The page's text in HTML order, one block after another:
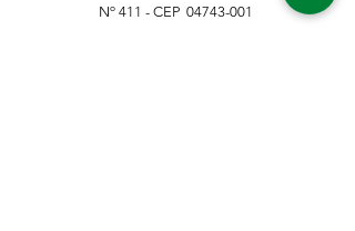
Nº 411 - CEP 04743-001